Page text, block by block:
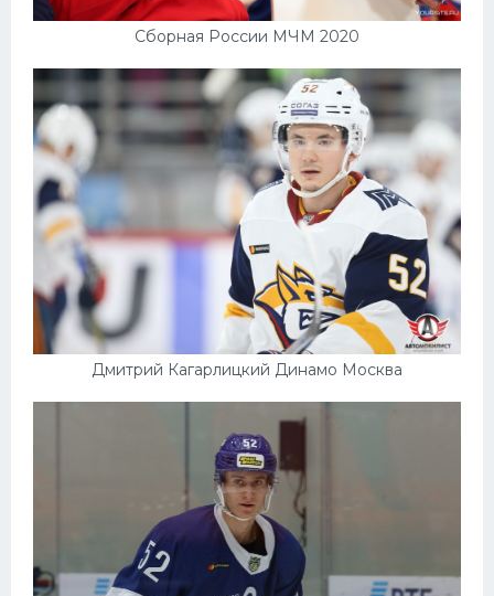
Сборная России МЧМ 2020
Дмитрий Кагарлицкий Динамо Москва